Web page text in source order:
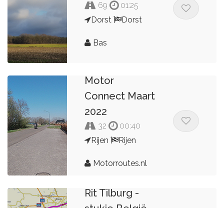
69
01:25
Dorst
Dorst
Bas
Motor
Connect Maart
2022
32
00:40
Rijen
Rijen
Motorroutes.nl
Rit Tilburg -